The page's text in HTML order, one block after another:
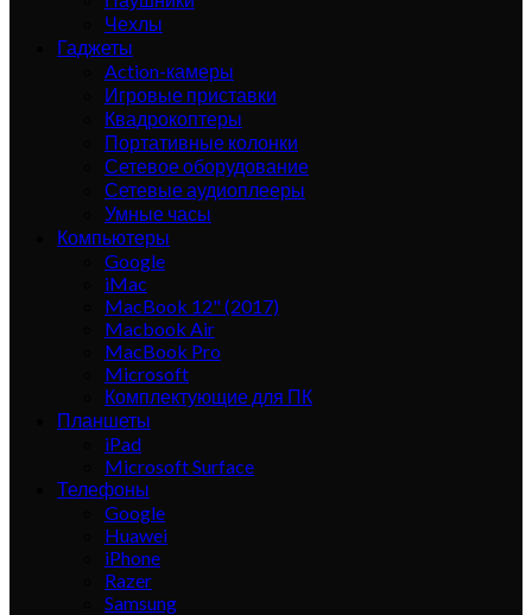
Чехлы
Гаджеты
Action-камеры
Игровые приставки
Квадрокоптеры
Портативные колонки
Сетевое оборудование
Сетевые аудиоплееры
Умные часы
Компьютеры
Google
iMac
MacBook 12" (2017)
Macbook Air
MacBook Pro
Microsoft
Комплектующие для ПК
Планшеты
iPad
Microsoft Surface
Телефоны
Google
Huawei
iPhone
Razer
Samsung